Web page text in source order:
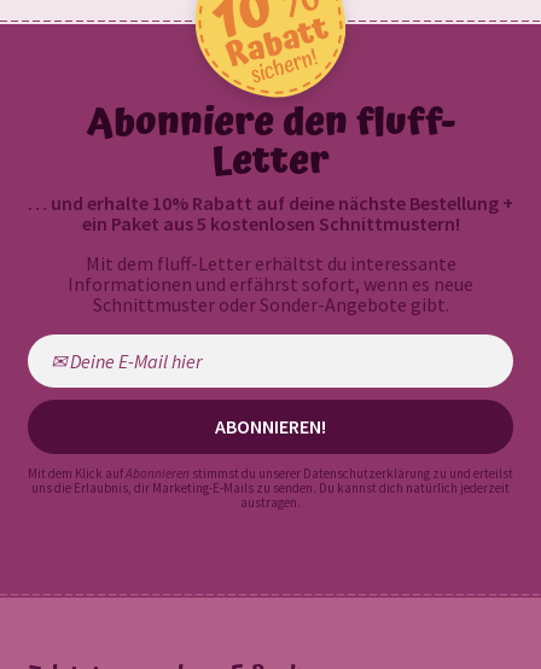
Abonniere den fluff-
Letter
… und erhalte 10% Rabatt auf deine nächste Bestellung +
ein Paket aus 5 kostenlosen Schnittmustern!
Mit dem fluff-Letter erhältst du interessante
Informationen und erfährst sofort, wenn es neue
Schnittmuster oder Sonder-Angebote gibt.
Mit dem Klick aufAbonnieren stimmst du unserer Datenschutzerklärung zu und erteilst
uns die Erlaubnis, dir Marketing-E-Mails zu senden. Du kannst dich natürlich jederzeit
austragen.